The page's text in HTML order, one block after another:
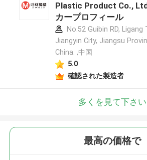
Plastic Product Co.,
カープロフィール
No.52 Guibin RD, Ligang
Jiangyin City, Jiangsu
China. ,中国
5.0
確認された製造者
多くを見て下さい
最高の価格で